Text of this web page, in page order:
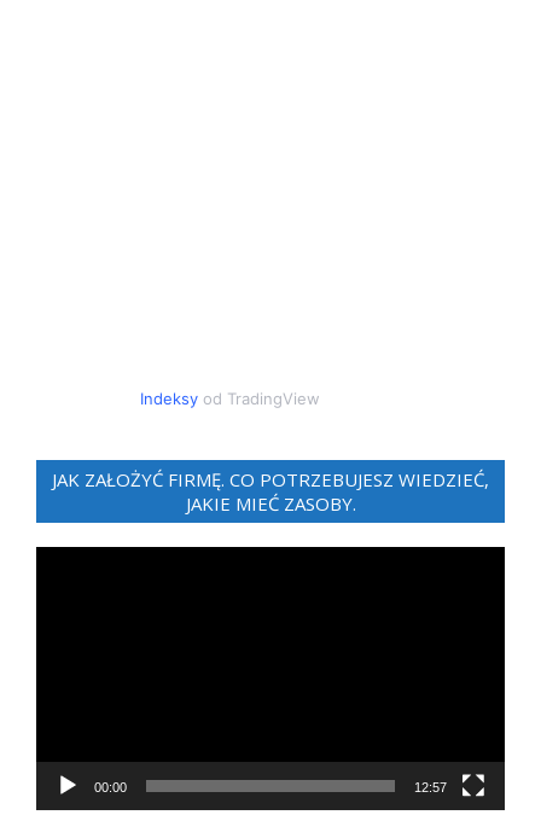
Indeksyod TradingView
JAK ZAŁOŻYĆ FIRMĘ. CO POTRZEBUJESZ WIEDZIEĆ,
JAKIE MIEĆ ZASOBY.
00:00 12:57